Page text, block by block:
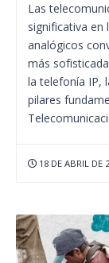
Las
significativa en
analógicos
más
la telefonía IP,
pilares
18 DE ABRIL DE